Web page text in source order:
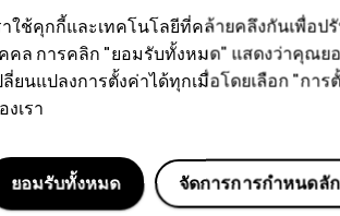
าใช้คุกกี้และเทคโนโลยีที่คล้ายคลึงกันเพื่อ
คล การคลิก "ยอมรับทั้งหมด" แสดงว่าคุณ
ลี่ยนแปลงการตั้งค่าได้ทุกเมื่อโดยเลือก "กา
งเรา
จัดการการกำหนดลั
ยอมรับทั้งหมด